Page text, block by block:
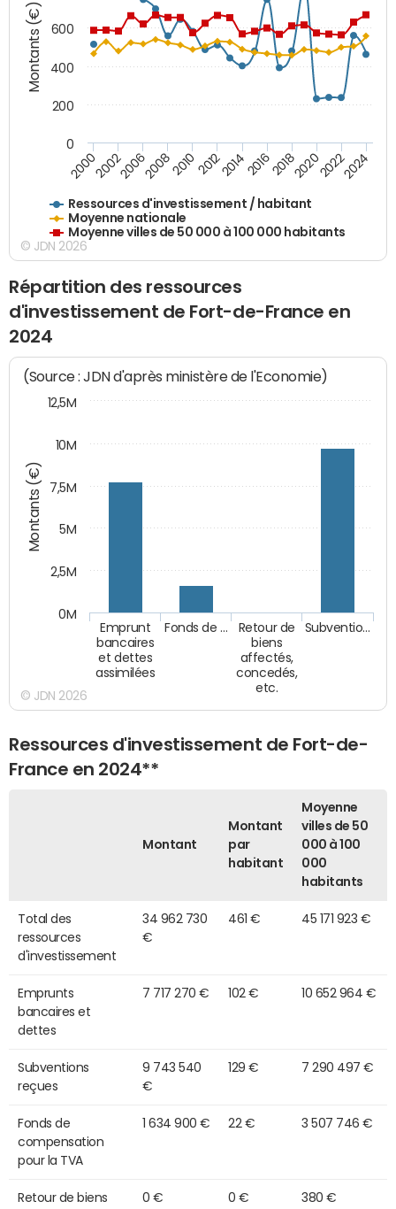
Montants (€)
Ressources d'investissement / habitant
Moyenne nationale
Moyenne villes de 50 000 à 100 000 habitants
200020022006200820102012201420162018202020222024
0
200
400
600
© JDN 2026
Répartition des ressources
d'investissement de Fort-de-France en
2024
Montants (€)
(Source : JDN d'après ministère de l'Economie)
Emprunt
bancaires
et dettes
assimilées
Fonds de …
Retour de
biens
affectés,
concedés,
etc.
Subventio…
0M
2,5M
5M
7,5M
10M
12,5M
© JDN 2026
Ressources d'investissement de Fort-de-
France en 2024**
Montant
Montant
par
habitant
Moyenne
villes de 50
000 à 100
000
habitants
Total des
ressources
d'investissement
34 962 730
€
461 € 45 171 923 €
Emprunts
bancaires et
dettes
7 717 270 € 102 € 10 652 964 €
Subventions
reçues
9 743 540
€
129 € 7 290 497 €
Fonds de
compensation
pour la TVA
1 634 900 € 22 € 3 507 746 €
Retour de biens 0 € 0 € 380 €